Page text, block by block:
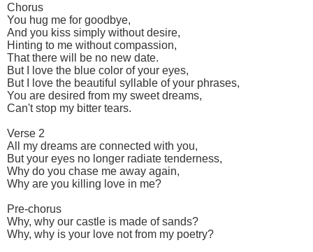
Chorus
You hug me for goodbye,
And you kiss simply without desire,
Hinting to me without compassion,
That there will be no new date.
But I love the blue color of your eyes,
But I love the beautiful syllable of your phrases,
You are desired from my sweet dreams,
Can't stop my bitter tears.
Verse 2
All my dreams are connected with you,
But your eyes no longer radiate tenderness,
Why do you chase me away again,
Why are you killing love in me?
Pre-chorus
Why, why our castle is made of sands?
Why, why is your love not from my poetry?